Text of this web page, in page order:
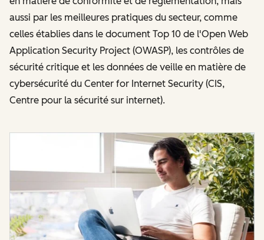
aussi par les meilleures pratiques du secteur, comme
celles établies dans le document Top 10 de l'Open Web
Application Security Project (OWASP), les contrôles de
sécurité critique et les données de veille en matière de
cybersécurité du Center for Internet Security (CIS,
Centre pour la sécurité sur internet).